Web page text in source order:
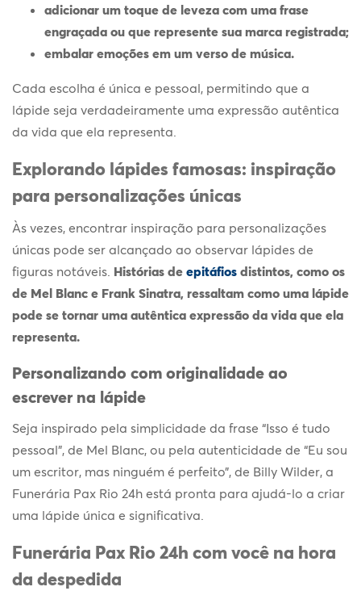
adicionar um toque de leveza com uma frase
engraçada ou que represente sua marca registrada;
embalar emoções em um verso de música.
Cada escolha é única e pessoal, permitindo que a
lápide seja verdadeiramente uma expressão autêntica
da vida que ela representa.
Explorando lápides famosas: inspiração
para personalizações únicas
Às vezes, encontrar inspiração para personalizações
únicas pode ser alcançado ao observar lápides de
figuras notáveis. Histórias de epitáfios distintos, como os
de Mel Blanc e Frank Sinatra, ressaltam como uma lápide
pode se tornar uma autêntica expressão da vida que ela
representa.
Personalizando com originalidade ao
escrever na lápide
Seja inspirado pela simplicidade da frase “Isso é tudo
pessoal”, de Mel Blanc, ou pela autenticidade de “Eu sou
um escritor, mas ninguém é perfeito”, de Billy Wilder, a
Funerária Pax Rio 24h está pronta para ajudá-lo a criar
uma lápide única e significativa.
Funerária Pax Rio 24h com você na hora
da despedida